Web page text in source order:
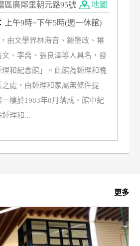
區廣鄰里朝元路95號 地圖
上午9時~下午5時(週一休館)
由文學界林海音、鍾肇政、葉
、李喬、張良澤等人具名，發
和紀念館」。此館為鍾理和晚
處，由鍾理和家屬無條件提
樓於1983年8月落成。館中紀
理和...
更多